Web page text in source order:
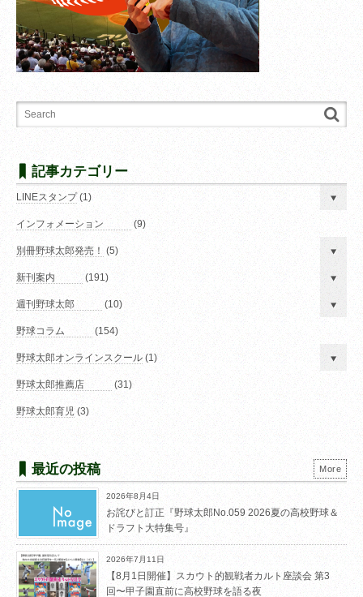
記事カテゴリー
LINEスタンプ(1)
インフォメーション (9)
別冊野球太郎発売！ (5)
新刊案内 (191)
週刊野球太郎 (10)
野球コラム (154)
野球太郎オンラインスクール (1)
野球太郎推薦店 (31)
野球太郎育児 (3)
最近の投稿
2026年8月4日
お詫びと訂正『野球太郎No.059 2026夏の高校野球＆
ドラフト大特集号』
2026年7月11日
【8月1日開催】スカウト的観戦者カルト座談会 第3
回〜甲子園直前に高校野球を語る夜
More